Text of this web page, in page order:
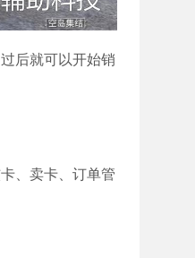
后就可以开始销
、卖卡、订单管